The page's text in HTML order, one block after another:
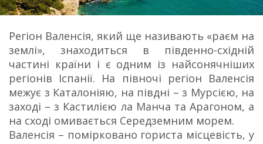
Регіон Валенсія, який ще називають «раєм на
землі», знаходиться в південно-східній
частині країни і є одним із найсонячніших
регіонів Іспанії. На півночі регіон Валенсія
межує з Каталоніяю, на півдні – з Мурсією, на
заході – з Кастилією ла Манча та Арагоном, а
на сході омивається Середземним морем.
Валенсія – помірковано гориста місцевість, у